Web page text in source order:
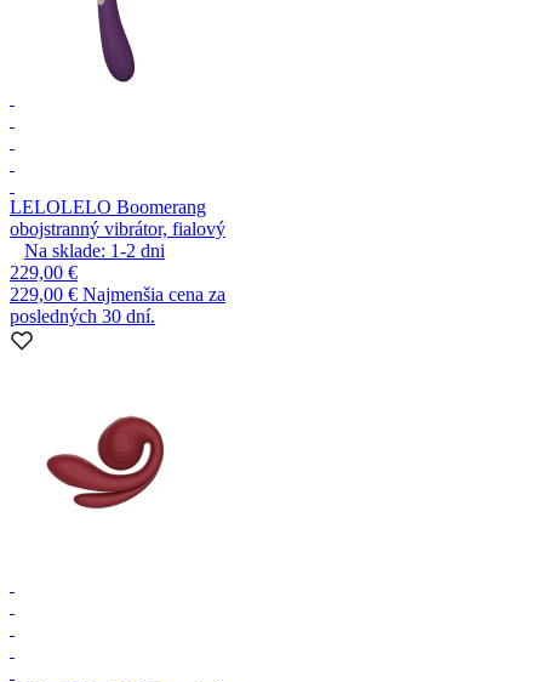
LELOLELO Boomerang
obojstranný vibrátor, fialový
Na sklade: 1-2 dni
229,00 €
229,00 € Najmenšia cena za
posledných 30 dní.